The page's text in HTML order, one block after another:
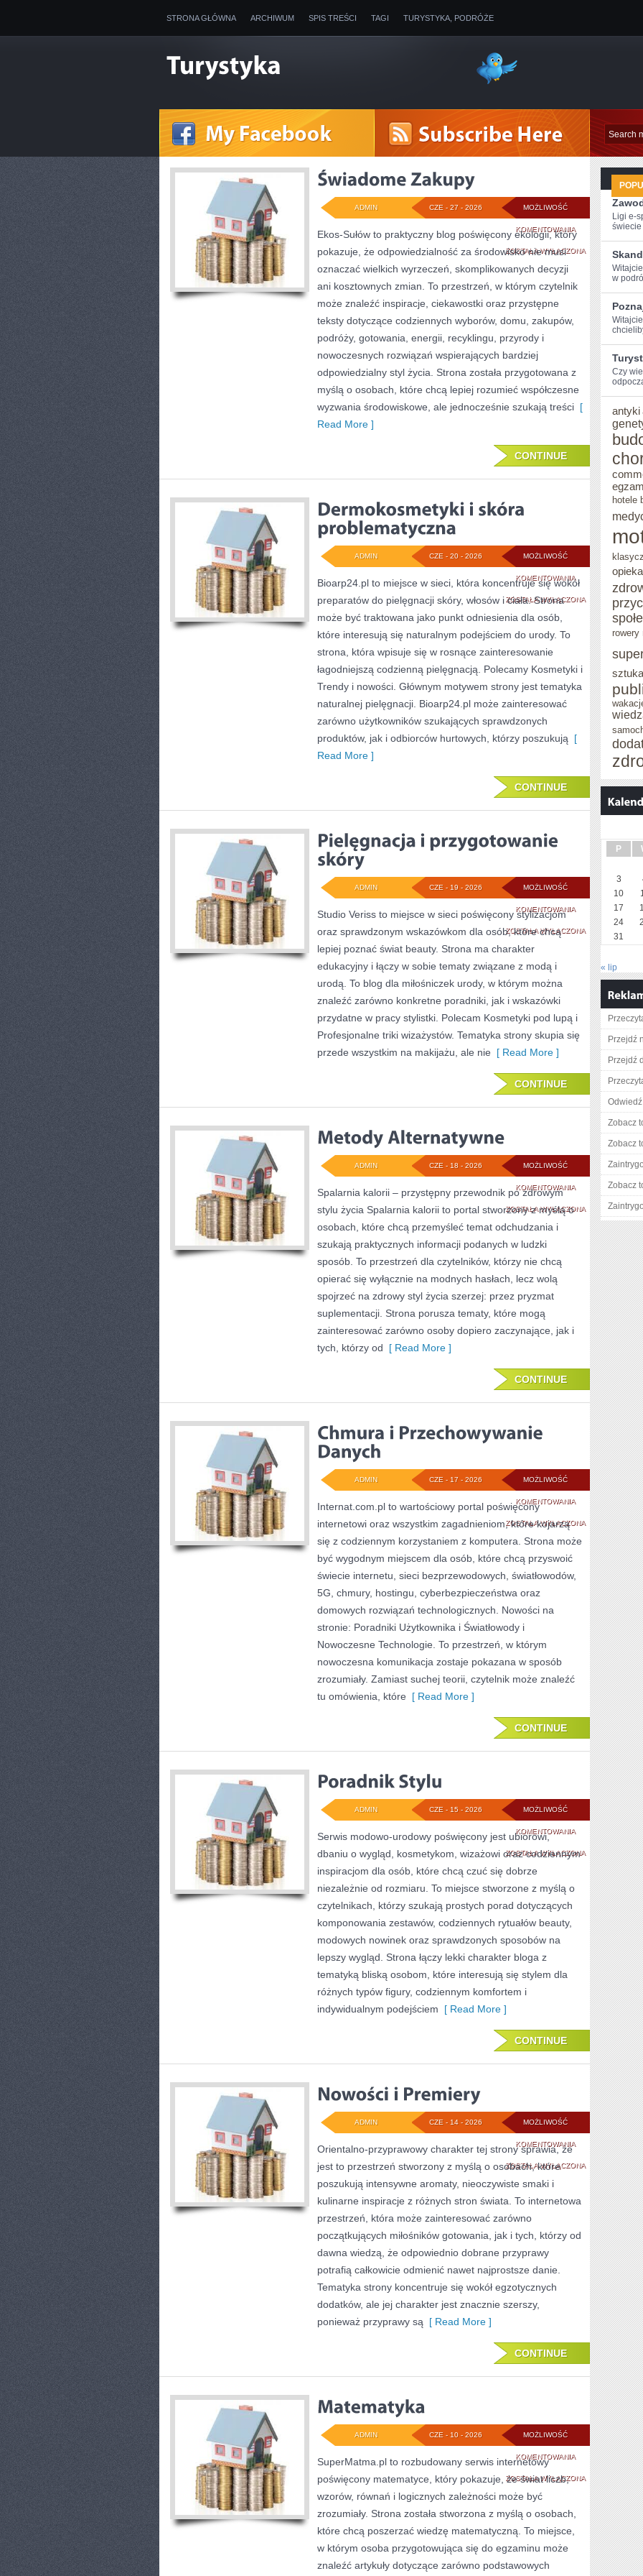
STRONA GŁÓWNA ARCHIWUM SPIS TREŚCI TAGI TURYSTYKA, PODRÓŻE
MOŻLIWOŚĆ
KOMENTOWANIAŚWIADOME
ZAKUPY
ZOSTAŁA WYŁĄCZONA
CZE - 27 - 2026
ADMIN
Ekos-Sułów to praktyczny blog poświęcony ekologii, który
pokazuje, że odpowiedzialność za środowisko nie musi
oznaczać wielkich wyrzeczeń, skomplikowanych decyzji
ani kosztownych zmian. To przestrzeń, w którym czytelnik
może znaleźć inspiracje, ciekawostki oraz przystępne
teksty dotyczące codziennych wyborów, domu, zakupów,
podróży, gotowania, energii, recyklingu, przyrody i
nowoczesnych rozwiązań wspierających bardziej
odpowiedzialny styl życia. Strona została przygotowana z
myślą o osobach, które chcą lepiej rozumieć współczesne
wyzwania środowiskowe, ale jednocześnie szukają treści [
Read More ]
CONTINUE
MOŻLIWOŚĆ
KOMENTOWANIA
I
SKÓRA
PROBLEMATYCZNA
ZOSTAŁA WYŁĄCZONA
CZE - 20 - 2026
ADMIN
Bioarp24.pl to miejsce w sieci, która koncentruje się wokół
preparatów do pielęgnacji skóry, włosów i ciała. Strona
może być traktowana jako punkt odniesienia dla osób,
które interesują się naturalnym podejściem do urody. To
strona, która wpisuje się w rosnące zainteresowanie
łagodniejszą codzienną pielęgnacją. Polecamy Kosmetyki i
Trendy i nowości. Głównym motywem strony jest tematyka
naturalnej pielęgnacji. Bioarp24.pl może zainteresować
zarówno użytkowników szukających sprawdzonych
produktów, jak i odbiorców hurtowych, którzy poszukują [
Read More ]
CONTINUE
MOŻLIWOŚĆ
KOMENTOWANIAPIELĘGNACJA
I
PRZYGOTOWANIE
SKÓRY
ZOSTAŁA WYŁĄCZONA
CZE - 19 - 2026
ADMIN
Studio Veriss to miejsce w sieci poświęcony stylizacjom
oraz sprawdzonym wskazówkom dla osób, które chcą
lepiej poznać świat beauty. Strona ma charakter
edukacyjny i łączy w sobie tematy związane z modą i
urodą. To blog dla miłośniczek urody, w którym można
znaleźć zarówno konkretne poradniki, jak i wskazówki
przydatne w pracy stylistki. Polecam Kosmetyki pod lupą i
Profesjonalne triki wizażystów. Tematyka strony skupia się
przede wszystkim na makijażu, ale nie [ Read More ]
CONTINUE
MOŻLIWOŚĆ
KOMENTOWANIAMETODY
ALTERNATYWNE
ZOSTAŁA WYŁĄCZONA
CZE - 18 - 2026
ADMIN
Spalarnia kalorii – przystępny przewodnik po zdrowym
stylu życia Spalarnia kalorii to portal stworzony z myślą o
osobach, które chcą przemyśleć temat odchudzania i
szukają praktycznych informacji podanych w ludzki
sposób. To przestrzeń dla czytelników, którzy nie chcą
opierać się wyłącznie na modnych hasłach, lecz wolą
spojrzeć na zdrowy styl życia szerzej: przez pryzmat
suplementacji. Strona porusza tematy, które mogą
zainteresować zarówno osoby dopiero zaczynające, jak i
tych, którzy od [ Read More ]
CONTINUE
MOŻLIWOŚĆ
KOMENTOWANIACHMURA
I
DANYCH
ZOSTAŁA WYŁĄCZONA
CZE - 17 - 2026
ADMIN
Internat.com.pl to wartościowy portal poświęcony
internetowi oraz wszystkim zagadnieniom, które kojarzą
się z codziennym korzystaniem z komputera. Strona może
być wygodnym miejscem dla osób, które chcą przyswoić
świecie internetu, sieci bezprzewodowych, światłowodów,
5G, chmury, hostingu, cyberbezpieczeństwa oraz
domowych rozwiązań technologicznych. Nowości na
stronie: Poradniki Użytkownika i Światłowody i
Nowoczesne Technologie. To przestrzeń, w którym
nowoczesna komunikacja zostaje pokazana w sposób
zrozumiały. Zamiast suchej teorii, czytelnik może znaleźć
tu omówienia, które [ Read More ]
CONTINUE
MOŻLIWOŚĆ
KOMENTOWANIAPORADNIK
STYLU
ZOSTAŁA WYŁĄCZONA
CZE - 15 - 2026
ADMIN
Serwis modowo-urodowy poświęcony jest ubiorowi,
dbaniu o wygląd, kosmetykom, wizażowi oraz codziennym
inspiracjom dla osób, które chcą czuć się dobrze
niezależnie od rozmiaru. To miejsce stworzone z myślą o
czytelnikach, którzy szukają prostych porad dotyczących
komponowania zestawów, codziennych rytuałów beauty,
modowych nowinek oraz sprawdzonych sposobów na
lepszy wygląd. Strona łączy lekki charakter bloga z
tematyką bliską osobom, które interesują się stylem dla
różnych typów figury, codziennym komfortem i
indywidualnym podejściem [ Read More ]
CONTINUE
MOŻLIWOŚĆ
KOMENTOWANIANOWOŚCI
I
PREMIERY
ZOSTAŁA WYŁĄCZONA
CZE - 14 - 2026
ADMIN
Orientalno-przyprawowy charakter tej strony sprawia, że
jest to przestrzeń stworzony z myślą o osobach, które
poszukują intensywne aromaty, nieoczywiste smaki i
kulinarne inspiracje z różnych stron świata. To internetowa
przestrzeń, która może zainteresować zarówno
początkujących miłośników gotowania, jak i tych, którzy od
dawna wiedzą, że odpowiednio dobrane przyprawy
potrafią całkowicie odmienić nawet najprostsze danie.
Tematyka strony koncentruje się wokół egzotycznych
dodatków, ale jej charakter jest znacznie szerszy,
ponieważ przyprawy są [ Read More ]
CONTINUE
MOŻLIWOŚĆ
KOMENTOWANIAMATEMATYKA
ZOSTAŁA WYŁĄCZONA
CZE - 10 - 2026
ADMIN
SuperMatma.pl to rozbudowany serwis internetowy
poświęcony matematyce, który pokazuje, że świat liczb,
wzorów, równań i logicznych zależności może być
zrozumiały. Strona została stworzona z myślą o osobach,
które chcą poszerzać wiedzę matematyczną. To miejsce,
w którym osoba przygotowująca się do egzaminu może
znaleźć artykuły dotyczące zarówno podstawowych
Ligi e-
świecie
w
Czy
antyki
hotele
rowery
P
3
10
17
24
31
« lip
Przejdź
Przejdź
Zobacz
Zobacz
Zobacz